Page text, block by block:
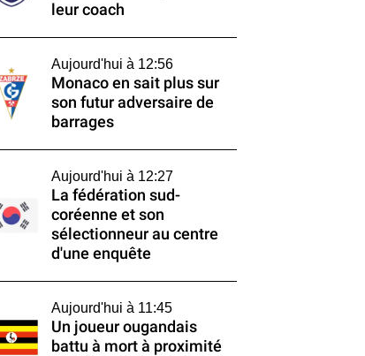
leur coach
Aujourd'hui à 12:56
Monaco en sait plus sur
son futur adversaire de
barrages
Aujourd'hui à 12:27
La fédération sud-
coréenne et son
sélectionneur au centre
d'une enquête
Aujourd'hui à 11:45
Un joueur ougandais
battu à mort à proximité